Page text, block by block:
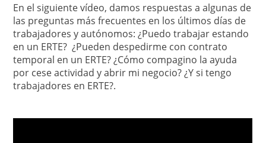
En el siguiente vídeo, damos respuestas a algunas de
las preguntas más frecuentes en los últimos días de
trabajadores y autónomos: ¿Puedo trabajar estando
en un ERTE? ¿Pueden despedirme con contrato
temporal en un ERTE? ¿Cómo compagino la ayuda
por cese actividad y abrir mi negocio? ¿Y si tengo
trabajadores en ERTE?.